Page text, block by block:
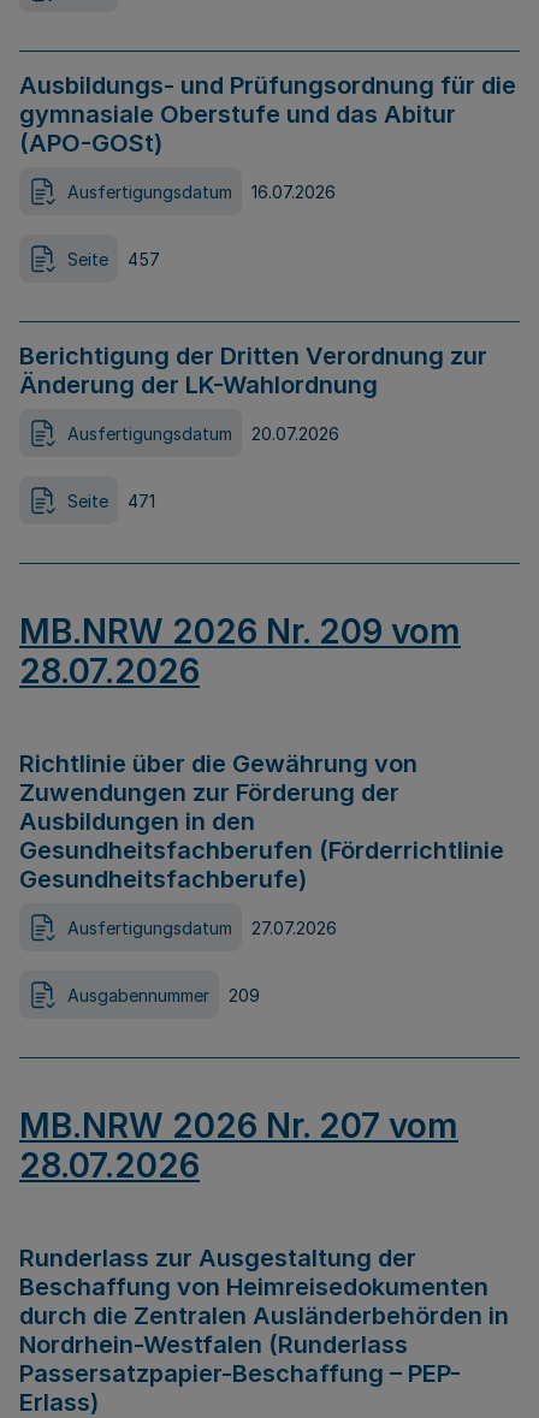
Ausbildungs- und Prüfungsordnung für die
gymnasiale Oberstufe und das Abitur
(APO-GOSt)
Ausfertigungsdatum 16.07.2026
Seite 457
Berichtigung der Dritten Verordnung zur
Änderung der LK-Wahlordnung
Ausfertigungsdatum 20.07.2026
Seite 471
MB.NRW 2026 Nr. 209 vom
28.07.2026
Richtlinie über die Gewährung von
Zuwendungen zur Förderung der
Ausbildungen in den
Gesundheitsfachberufen (Förderrichtlinie
Gesundheitsfachberufe)
Ausfertigungsdatum 27.07.2026
Ausgabennummer 209
MB.NRW 2026 Nr. 207 vom
28.07.2026
Runderlass zur Ausgestaltung der
Beschaffung von Heimreisedokumenten
durch die Zentralen Ausländerbehörden in
Nordrhein-Westfalen (Runderlass
Passersatzpapier-Beschaffung – PEP-
Erlass)